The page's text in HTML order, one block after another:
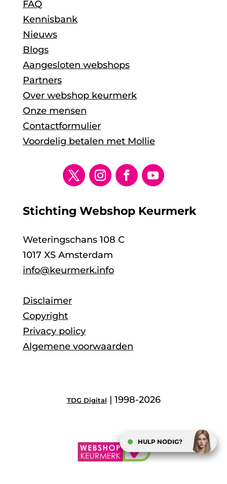
FAQ
Kennisbank
Nieuws
Blogs
Aangesloten webshops
Partners
Over webshop keurmerk
Onze mensen
Contactformulier
Voordelig betalen met Mollie
Stichting Webshop Keurmerk
Weteringschans 108 C
1017 XS Amsterdam
info@keurmerk.info
Disclaimer
Copyright
Privacy policy
Algemene voorwaarden
TDG Digital | 1998-2026
HULP NODIG?